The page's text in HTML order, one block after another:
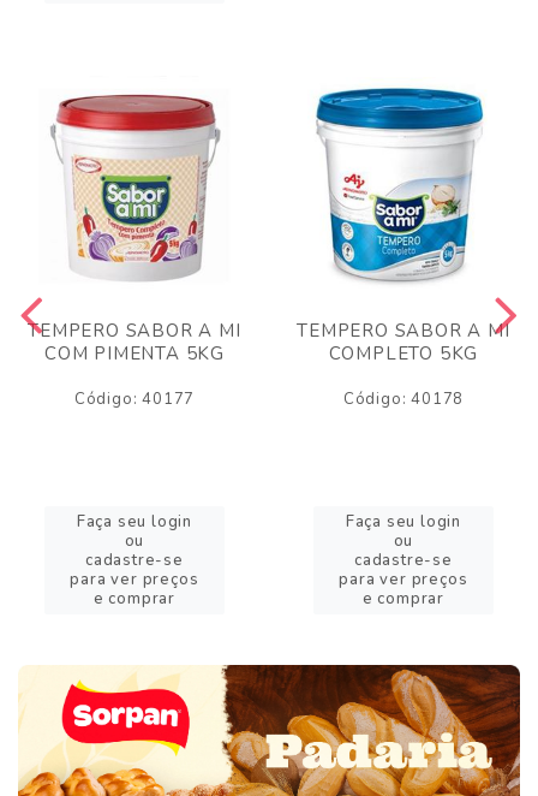
TEMPERO SABOR A MI
COM PIMENTA 5KG
Código: 40177
Faça seu login
ou
cadastre-se
para ver preços
e comprar
TEMPERO SABOR A MI
COMPLETO 5KG
Código: 40178
Faça seu login
ou
cadastre-se
para ver preços
e comprar